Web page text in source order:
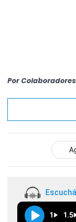
Por
1 1.5